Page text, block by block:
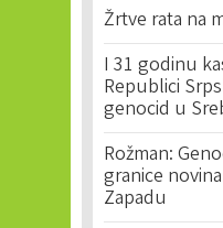
Žrtve rata na
I 31 godinu
Republici
genocid u
Rožman:
granice
Zapadu